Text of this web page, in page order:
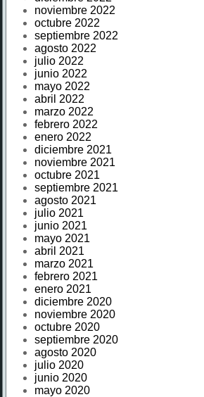
noviembre 2022
octubre 2022
septiembre 2022
agosto 2022
julio 2022
junio 2022
mayo 2022
abril 2022
marzo 2022
febrero 2022
enero 2022
diciembre 2021
noviembre 2021
octubre 2021
septiembre 2021
agosto 2021
julio 2021
junio 2021
mayo 2021
abril 2021
marzo 2021
febrero 2021
enero 2021
diciembre 2020
noviembre 2020
octubre 2020
septiembre 2020
agosto 2020
julio 2020
junio 2020
mayo 2020